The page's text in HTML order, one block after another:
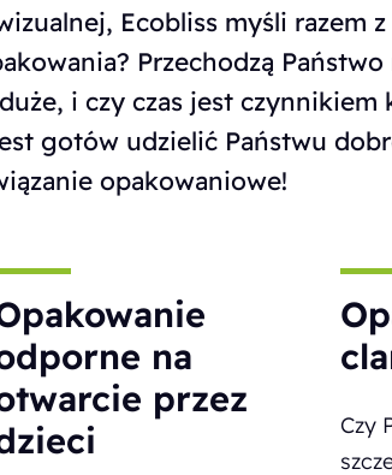
Ecobliss myśli razem z
Przechodzą
i czy czas jest
gotów udzielić Państwu
opakowaniowe!
na
przez
Czy